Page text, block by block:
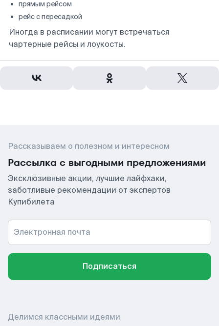
прямым рейсом
рейс с пересадкой
Иногда в расписании могут встречаться
чартерные рейсы и лоукосты.
Рассказываем о полезном и интересном
Рассылка с выгодными предложениями
Эксклюзивные акции, лучшие лайфхаки,
заботливые рекомендации от экспертов
Купибилета
Электронная почта
Подписаться
Делимся классными идеями